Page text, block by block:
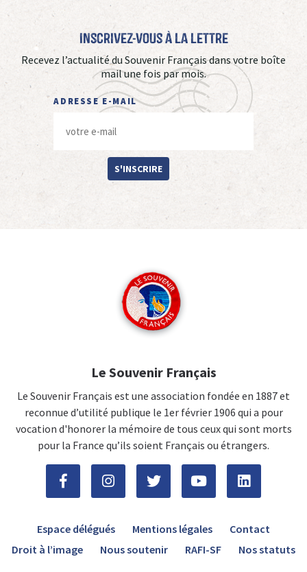
Inscrivez-vous à La Lettre
Recevez l’actualité du Souvenir Français dans votre boîte
mail une fois par mois.
ADRESSE E-MAIL
S'INSCRIRE
Le Souvenir Français
Le Souvenir Français est une association fondée en 1887 et
reconnue d’utilité publique le 1er février 1906 qui a pour
vocation d'honorer la mémoire de tous ceux qui sont morts
pour la France qu’ils soient Français ou étrangers.
Espace délégués Mentions légales
Contact
Droit à l’image
Nous soutenir RAFI-SF Nos statuts